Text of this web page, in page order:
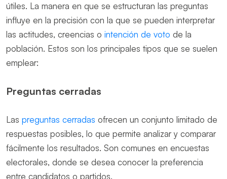
útiles. La manera en que se estructuran las preguntas
influye en la precisión con la que se pueden interpretar
las actitudes, creencias o intención de voto de la
población. Estos son los principales tipos que se suelen
emplear:
Preguntas cerradas
Las preguntas cerradas ofrecen un conjunto limitado de
respuestas posibles, lo que permite analizar y comparar
fácilmente los resultados. Son comunes en encuestas
electorales, donde se desea conocer la preferencia
entre candidatos o partidos.